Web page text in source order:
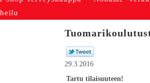
29.3.2016
Tartu tilaisuuteen!